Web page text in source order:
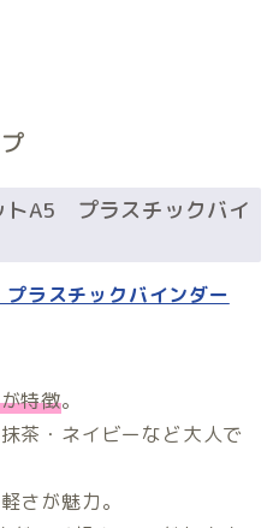
A5 プラスチックバイ
ラスチックバインダー
特徴。
茶・ネイビーなど大人で
さが魅力。